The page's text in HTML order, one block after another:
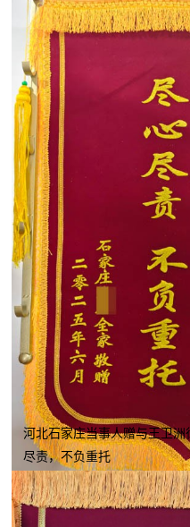
河北石家庄当事人赠与王卫
尽责，不负重托